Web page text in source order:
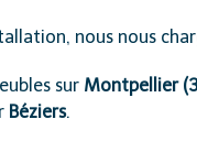
nous nous
sur Montpellier
Béziers.